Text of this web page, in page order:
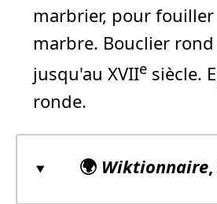
marbrier, pour
marbre. Bouclier
jusqu'au XVIIe siècle.
ronde.
🌍 Wiktionnaire